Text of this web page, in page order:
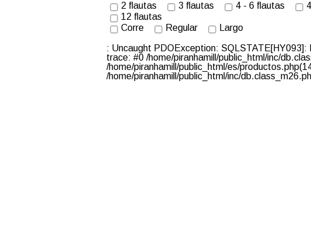
2 flautas
3 flautas 4 - 6 flautas
12 flautas
Corre
Regular
Largo
: Uncaught PDOException: SQLSTATE[HY093]:
trace: #0 /home/piranhamill/public_html/inc/
/home/piranhamill/public_html/es/
/home/piranhamill/public_html/inc/